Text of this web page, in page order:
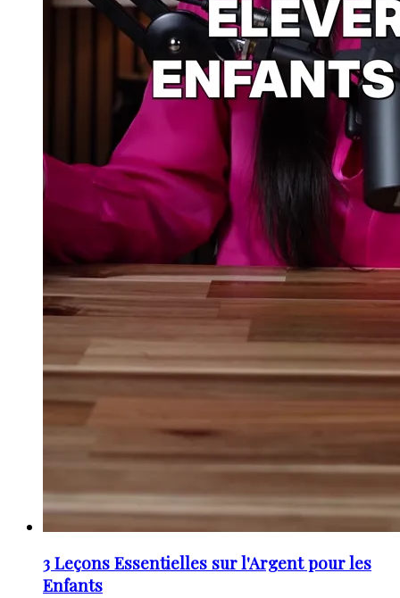
3 Leçons Essentielles sur l'Argent pour les
Enfants